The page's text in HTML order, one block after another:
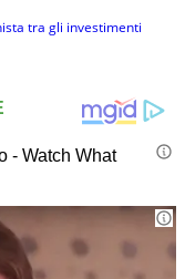
tra gli investimenti